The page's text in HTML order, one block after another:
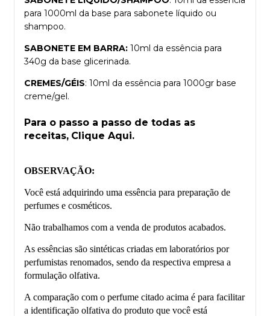
para 1000ml da base para sabonete líquido ou
shampoo.
SABONETE EM BARRA: 10ml da essência para
340g da base glicerinada.
CREMES/GÉIS: 10ml da essência para 1000gr base
creme/gel.
Para o passo a passo de todas as
receitas, Clique Aqui.
OBSERVAÇÃO:
Você está adquirindo uma essência para preparação de
perfumes e cosméticos.
Não trabalhamos com a venda de produtos acabados.
As essências são sintéticas criadas em laboratórios por
perfumistas renomados, sendo da respectiva empresa a
formulação olfativa.
A comparação com o perfume citado acima é para facilitar
a identificação olfativa do produto que você está